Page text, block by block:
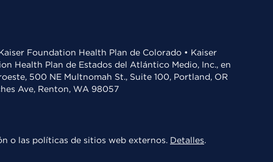
Foundation Health Plan de Colorado • Kaiser
Health Plan de Estados del Atlántico Medio, Inc., en
500 NE Multnomah St., Suite 100, Portland, OR
Ave, Renton, WA 98057
o las políticas de sitios web externos. Detalles.